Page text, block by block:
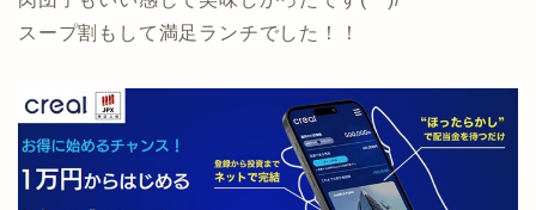
スープ割もして満足ランチでした！！